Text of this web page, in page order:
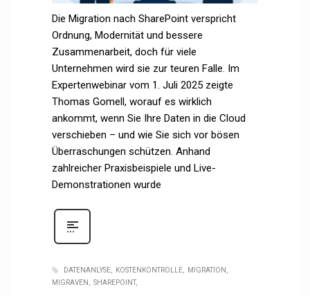
Die Migration nach SharePoint verspricht
Ordnung, Modernität und bessere
Zusammenarbeit, doch für viele
Unternehmen wird sie zur teuren Falle. Im
Expertenwebinar vom 1. Juli 2025 zeigte
Thomas Gomell, worauf es wirklich
ankommt, wenn Sie Ihre Daten in die Cloud
verschieben – und wie Sie sich vor bösen
Überraschungen schützen. Anhand
zahlreicher Praxisbeispiele und Live-
Demonstrationen wurde
DATENANLYSE KOSTENKONTROLLE
MIGRATION
MIGRAVEN
SHAREPOINT